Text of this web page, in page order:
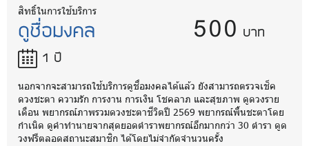
สิทธิ์ในการใช้บริการ
ดูชื่อมงคล
1 ปี
500 บาท
นอกจากจะสามารถใช้บริการดูชื่อมงคลได้แล้ว ยังสามารถตรวจเช็ค
ดวงชะตา ความรัก การงาน การเงิน โชคลาภ และสุขภาพ ดูดวงราย
เดือน พยากรณ์ภาพรวมดวงชะตาชีวิตปี 2569 พยากรณ์พื้นชะตาโดย
กำเนิด ดูคำทำนายจากสุดยอดตำราพยากรณ์อีกมากกว่า 30 ตำรา ดูด
วงฟรีตลอดสถานะสมาชิก ได้โดยไม่จำกัดจำนวนครั้ง